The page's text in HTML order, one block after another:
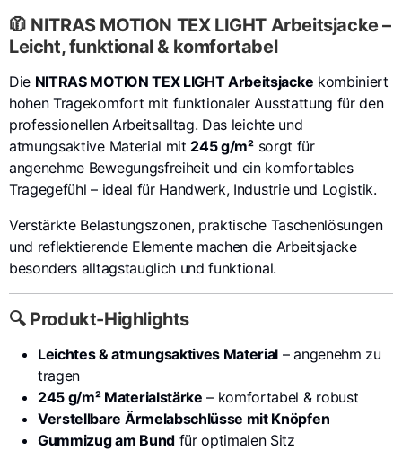
🧥 NITRAS MOTION TEX LIGHT Arbeitsjacke –
Leicht, funktional & komfortabel
Die NITRAS MOTION TEX LIGHT Arbeitsjacke kombiniert
hohen Tragekomfort mit funktionaler Ausstattung für den
professionellen Arbeitsalltag. Das leichte und
atmungsaktive Material mit 245 g/m²sorgt für
angenehme Bewegungsfreiheit und ein komfortables
Tragegefühl – ideal für Handwerk, Industrie und Logistik.
Verstärkte Belastungszonen, praktische Taschenlösungen
und reflektierende Elemente machen die Arbeitsjacke
besonders alltagstauglich und funktional.
🔍 Produkt-Highlights
Leichtes & atmungsaktives Material – angenehm zu
tragen
245 g/m² Materialstärke – komfortabel & robust
Verstellbare Ärmelabschlüsse mit Knöpfen
Gummizug am Bundfür optimalen Sitz